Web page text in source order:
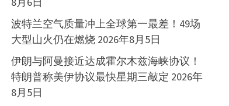
波特兰空气质量冲上全球第一最差！49场
大型山火仍在燃烧 2026年8月5日
伊朗与阿曼接近达成霍尔木兹海峡协议！
特朗普称美伊协议最快星期三敲定 2026年
8月5日